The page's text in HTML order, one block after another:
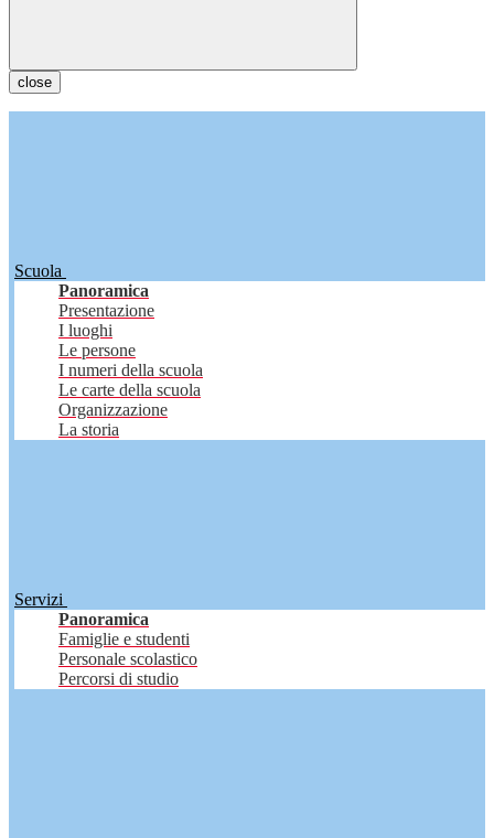
close
Scuola
Panoramica
Presentazione
I luoghi
Le persone
I numeri della scuola
Le carte della scuola
Organizzazione
La storia
Servizi
Panoramica
Famiglie e studenti
Personale scolastico
Percorsi di studio